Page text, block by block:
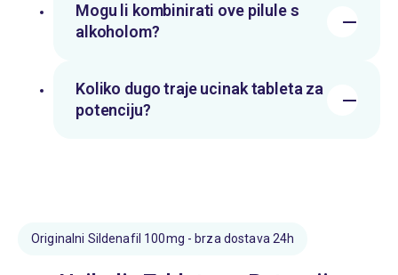
Mogu li kombinirati ove pilule s
alkoholom?
Koliko dugo traje ucinak tableta za
potenciju?
Originalni Sildenafil 100mg - brza dostava 24h